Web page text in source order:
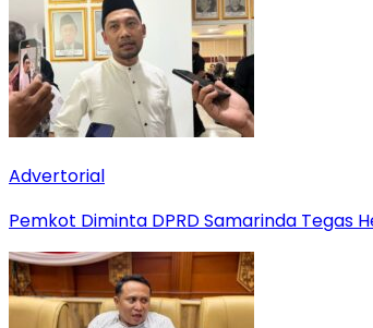
Advertorial
Pemkot Diminta DPRD Samarinda Tegas